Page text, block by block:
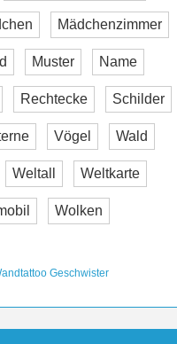
Mädchenzimmer
Muster Name
Rechtecke Schilder
Vögel Wald
Weltall Weltkarte
Wolken
Geschwister